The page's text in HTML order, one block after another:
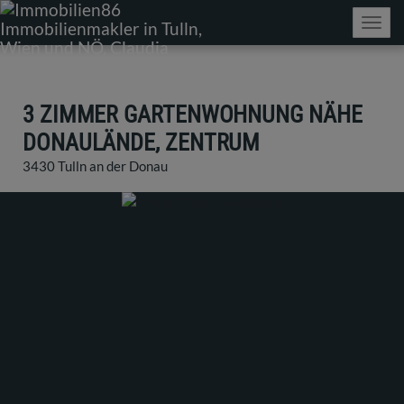
3 ZIMMER GARTENWOHNUNG NÄHE
DONAULÄNDE, ZENTRUM
3430 Tulln an der Donau